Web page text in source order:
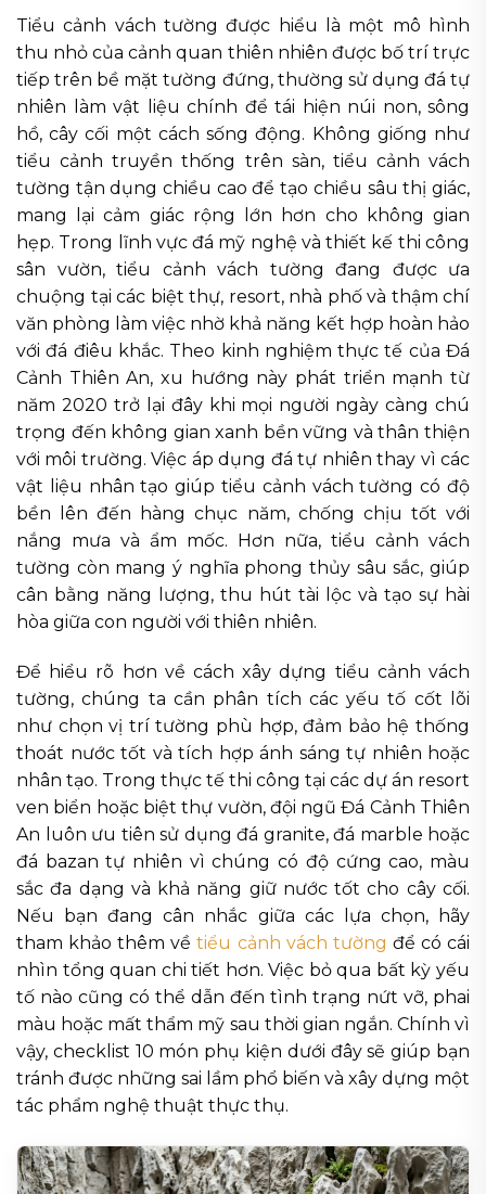
Tiểu cảnh vách tường được hiểu là một mô hình
thu nhỏ của cảnh quan thiên nhiên được bố trí trực
tiếp trên bề mặt tường đứng, thường sử dụng đá tự
nhiên làm vật liệu chính để tái hiện núi non, sông
hồ, cây cối một cách sống động. Không giống như
tiểu cảnh truyền thống trên sàn, tiểu cảnh vách
tường tận dụng chiều cao để tạo chiều sâu thị giác,
mang lại cảm giác rộng lớn hơn cho không gian
hẹp. Trong lĩnh vực đá mỹ nghệ và thiết kế thi công
sân vườn, tiểu cảnh vách tường đang được ưa
chuộng tại các biệt thự, resort, nhà phố và thậm chí
văn phòng làm việc nhờ khả năng kết hợp hoàn hảo
với đá điêu khắc. Theo kinh nghiệm thực tế của Đá
Cảnh Thiên An, xu hướng này phát triển mạnh từ
năm 2020 trở lại đây khi mọi người ngày càng chú
trọng đến không gian xanh bền vững và thân thiện
với môi trường. Việc áp dụng đá tự nhiên thay vì các
vật liệu nhân tạo giúp tiểu cảnh vách tường có độ
bền lên đến hàng chục năm, chống chịu tốt với
nắng mưa và ẩm mốc. Hơn nữa, tiểu cảnh vách
tường còn mang ý nghĩa phong thủy sâu sắc, giúp
cân bằng năng lượng, thu hút tài lộc và tạo sự hài
hòa giữa con người với thiên nhiên.
Để hiểu rõ hơn về cách xây dựng tiểu cảnh vách
tường, chúng ta cần phân tích các yếu tố cốt lõi
như chọn vị trí tường phù hợp, đảm bảo hệ thống
thoát nước tốt và tích hợp ánh sáng tự nhiên hoặc
nhân tạo. Trong thực tế thi công tại các dự án resort
ven biển hoặc biệt thự vườn, đội ngũ Đá Cảnh Thiên
An luôn ưu tiên sử dụng đá granite, đá marble hoặc
đá bazan tự nhiên vì chúng có độ cứng cao, màu
sắc đa dạng và khả năng giữ nước tốt cho cây cối.
Nếu bạn đang cân nhắc giữa các lựa chọn, hãy
tham khảo thêm vềtiểu cảnh vách tường để có cái
nhìn tổng quan chi tiết hơn. Việc bỏ qua bất kỳ yếu
tố nào cũng có thể dẫn đến tình trạng nứt vỡ, phai
màu hoặc mất thẩm mỹ sau thời gian ngắn. Chính vì
vậy, checklist 10 món phụ kiện dưới đây sẽ giúp bạn
tránh được những sai lầm phổ biến và xây dựng một
tác phẩm nghệ thuật thực thụ.